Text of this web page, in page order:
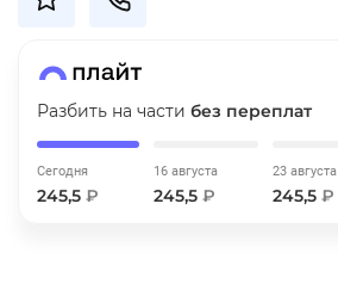
Разбить на части без переплат
Сегодня
245,5 ₽
16 августа
245,5 ₽
23 августа
245,5 ₽
недели
plait.ru